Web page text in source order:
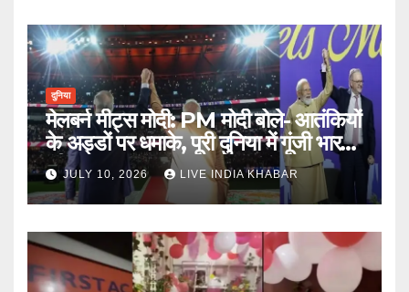
दुनिया
मेलबर्न मीट्स मोदी: PM मोदी बोले- आतंकियों
के अड्डों पर धमाके, पूरी दुनिया में गूंजी भारत
की ताकत
JULY 10, 2026 LIVE INDIA KHABAR